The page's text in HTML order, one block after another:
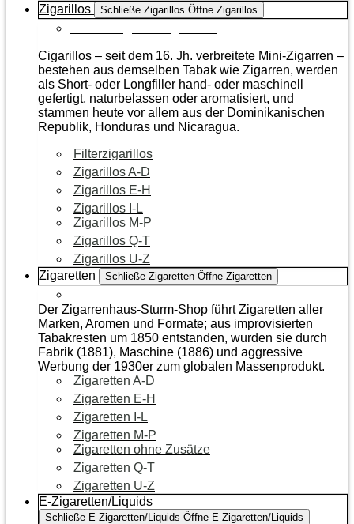
Zigarillos
Schließe Zigarillos Öffne Zigarillos
Cigarillos – seit dem 16. Jh. verbreitete Mini-Zigarren –
bestehen aus demselben Tabak wie Zigarren, werden
als Short- oder Longfiller hand- oder maschinell
gefertigt, naturbelassen oder aromatisiert, und
stammen heute vor allem aus der Dominikanischen
Republik, Honduras und Nicaragua.
Filterzigarillos
Zigarillos A-D
Zigarillos E-H
Zigarillos I-L
Zigarillos M-P
Zigarillos Q-T
Zigarillos U-Z
Zigaretten
Schließe Zigaretten Öffne Zigaretten
Der Zigarrenhaus-Sturm-Shop führt Zigaretten aller
Marken, Aromen und Formate; aus improvisierten
Tabakresten um 1850 entstanden, wurden sie durch
Fabrik (1881), Maschine (1886) und aggressive
Werbung der 1930er zum globalen Massenprodukt.
Zigaretten A-D
Zigaretten E-H
Zigaretten I-L
Zigaretten M-P
Zigaretten ohne Zusätze
Zigaretten Q-T
Zigaretten U-Z
E-Zigaretten/Liquids
Schließe E-Zigaretten/Liquids Öffne E-Zigaretten/Liquids